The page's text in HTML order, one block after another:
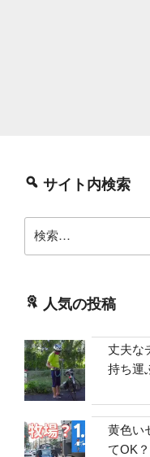
サイト内検索
索:
人気の投稿
丈夫な
持ち運
黄色い
てOK